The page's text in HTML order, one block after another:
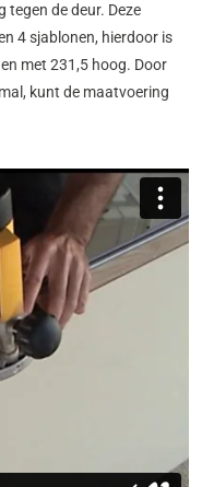
tegen de deur. Deze
4 sjablonen, hierdoor is
met 231,5 hoog. Door
kunt de maatvoering